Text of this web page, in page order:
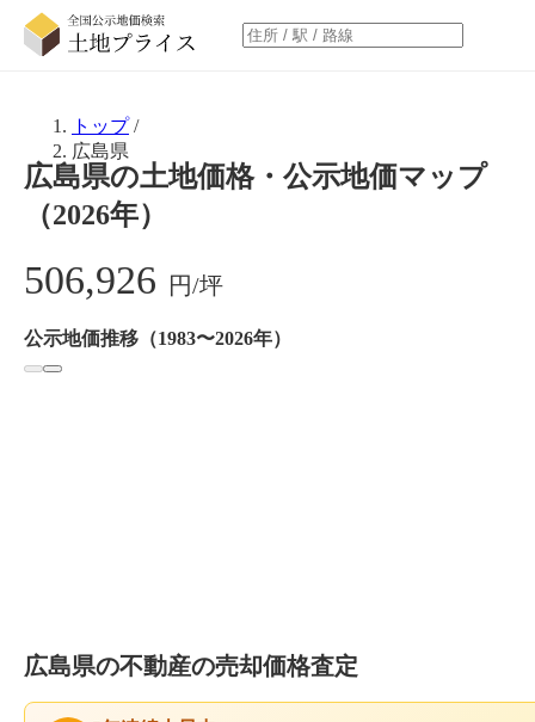
トップ/
広島県
広島県の土地価格・公示地価マップ
（2026年）
506,926 円/坪
公示地価推移（1983〜2026年）
広島県の不動産の売却価格査定